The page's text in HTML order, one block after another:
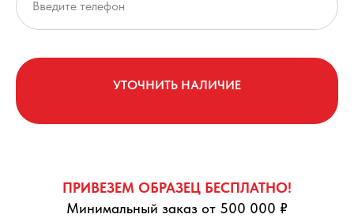
УТОЧНИТЬ НАЛИЧИЕ
ПРИВЕЗЕМ ОБРАЗЕЦ БЕСПЛАТНО!
Минимальный заказ от 500 000 ₽